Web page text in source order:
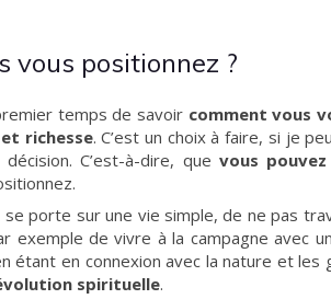
vous positionnez ?
temps de savoir comment vous
richesse. C’est un choix à faire, si je
C’est-à-dire, que vous
porte sur une vie simple, de ne pas
exemple de vivre à la campagne avec
étant en connexion avec la nature et les
spirituelle.